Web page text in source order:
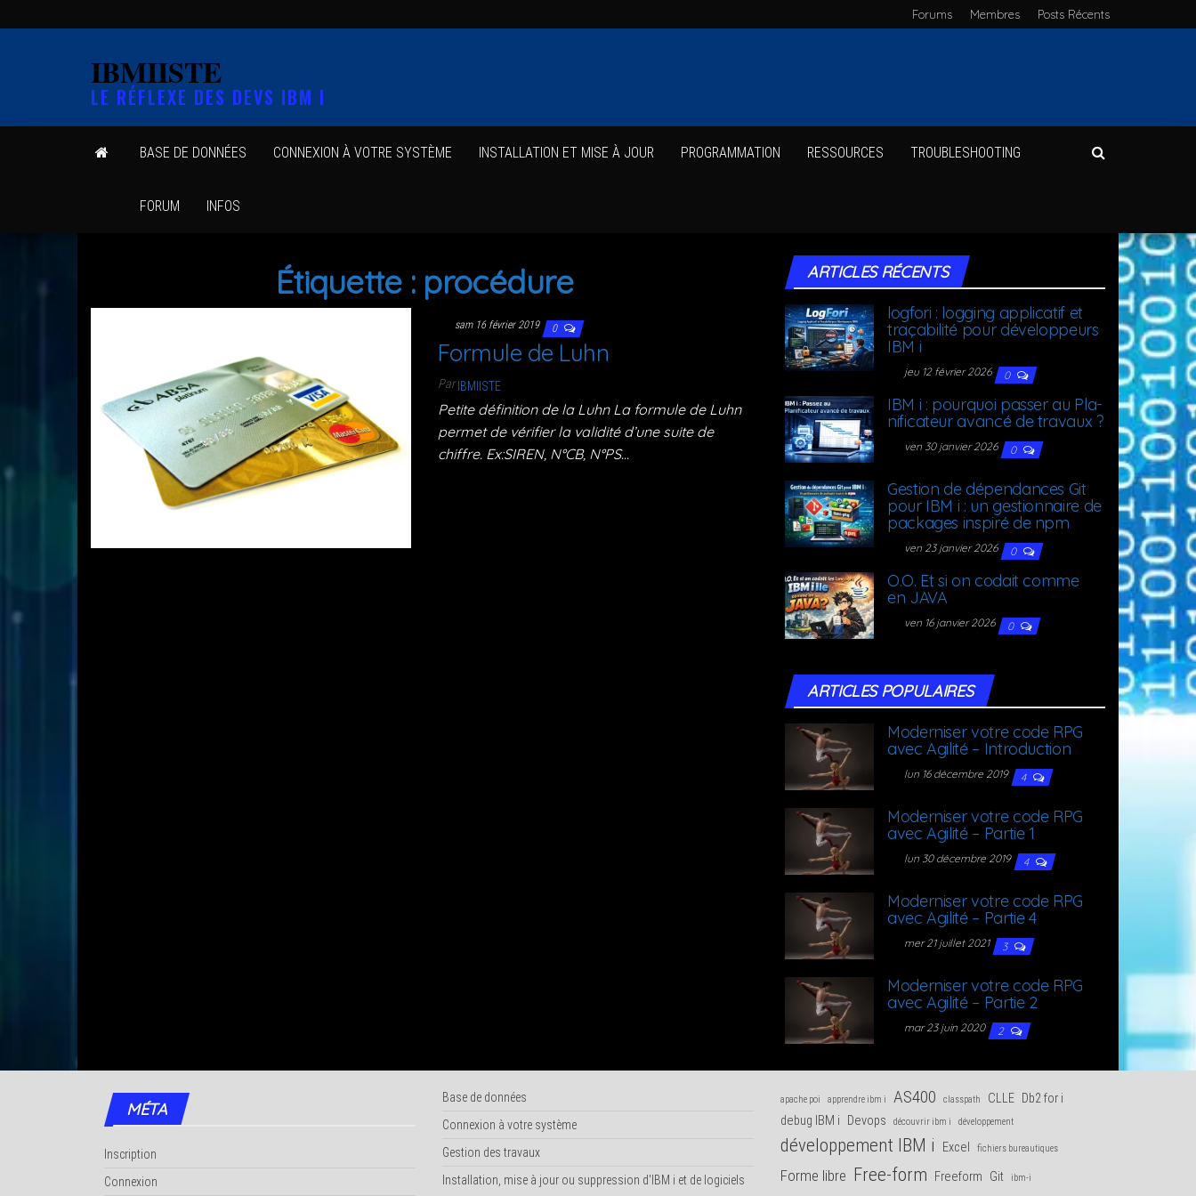
Forums Membres Posts Récents
IBMIISTE
LE RÉFLEXE DES DEVS IBM I
BASE DE DONNÉES CONNEXION À VOTRE SYSTÈME INS­TAL­LA­TION ET MISE À JOUR PRO­GRAM­MA­TION RES­SOURCES TROU­BLE­SHOO­TING
FORUM INFOS
Étiquette : procédure
sam 16 février 2019 0
For­mule de Luhn
Par IBMIISTE
Petite défi­ni­tion de la Luhn La for­mule de Luhn
per­met de véri­fier la vali­di­té d’une suite de
chiffre. Ex:SIREN, N°CB, N°PS…
ARTICLES RÉCENTS
log­fo­ri : log­ging appli­ca­tif et
tra­ça­bi­li­té pour déve­lop­peurs
IBM i
jeu 12 février 2026 0
IBM i : pour­quoi pas­ser au Pla­
ni­fi­ca­teur avan­cé de travaux ?
ven 30 janvier 2026 0
Ges­tion de dépen­dances Git
pour IBM i : un ges­tion­naire de
packages ins­pi­ré de npm
ven 23 janvier 2026 0
O.O. Et si on codait comme
en JAVA
ven 16 janvier 2026 0
ARTICLES POPU­LAIRES
Moder­ni­ser votre code RPG
avec Agi­li­té – Introduction
lun 16 décembre 2019 4
Moder­ni­ser votre code RPG
avec Agi­li­té – Par­tie 1
lun 30 décembre 2019 4
Moder­ni­ser votre code RPG
avec Agi­li­té – Par­tie 4
mer 21 juillet 2021 3
Moder­ni­ser votre code RPG
avec Agi­li­té – Par­tie 2
mar 23 juin 2020 2
MÉTA
Inscription
Connexion
Base de données
Connexion à votre système
Gestion des travaux
Installation, mise à jour ou suppression d'IBM i et de logiciels
apache poi apprendre ibm i AS400 classpath CLLE Db2 for i
debug IBM i
Devops découvrir ibm i développement
développement IBM i Excel fichiers bureautiques
Forme libre Free-form Freeform Git ibm-i